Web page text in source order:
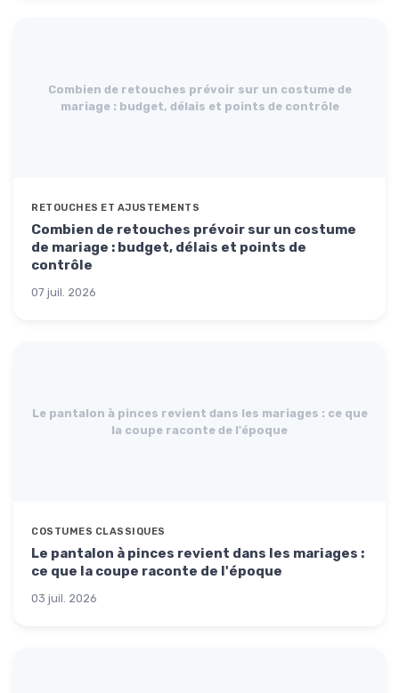
Combien de retouches prévoir sur un costume de
mariage : budget, délais et points de contrôle
RETOUCHES ET AJUSTEMENTS
Combien de retouches prévoir sur un costume
de mariage : budget, délais et points de
contrôle
07 juil. 2026
Le pantalon à pinces revient dans les mariages : ce que
la coupe raconte de l'époque
COSTUMES CLASSIQUES
Le pantalon à pinces revient dans les mariages :
ce que la coupe raconte de l'époque
03 juil. 2026